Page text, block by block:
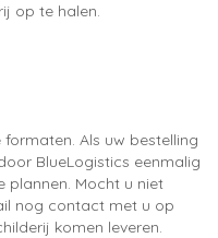
op te halen.
Als uw bestelling
BlueLogistics eenmalig
plannen. Mocht u niet
nog contact met u op
komen leveren.